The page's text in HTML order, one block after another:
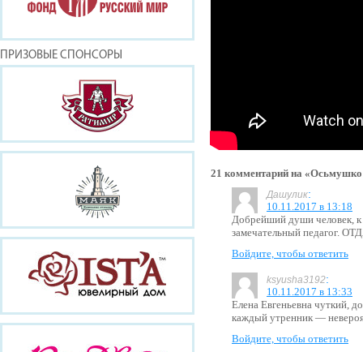
ПРИЗОВЫЕ СПОНСОРЫ
21 комментарий на
Дашулик:
10.11.2017 в 13:18
Добрейший души человек, к
замечательный
Войдите, чтобы ответить
ksyusha3192:
10.11.2017 в 13:33
Елена Евгеньевна чуткий,
каждый утренник —
Войдите, чтобы ответить